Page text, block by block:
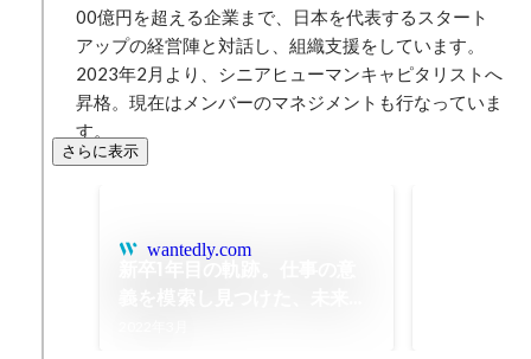
00億円を超える企業まで、日本を代表するスタート
アップの経営陣と対話し、組織支援をしています。
2023年2月より、シニアヒューマンキャピタリストへ
昇格。現在はメンバーのマネジメントも行なっていま
す。
さらに表示
wantedly.com